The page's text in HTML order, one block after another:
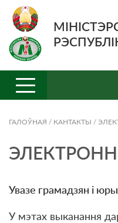
ГАЛОЎНАЯ / КАНТАКТЫ /
Увазе грамадзян і
У мэтах выканання